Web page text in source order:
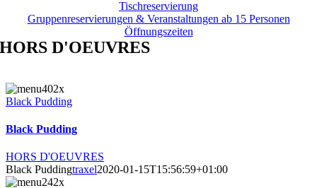
Tischreservierung
Gruppenreservierungen & Veranstaltungen ab 15 Personen
Öffnungszeiten
HORS D'OEUVRES
Black Pudding
Black Pudding
HORS D'OEUVRES
Black Puddingtraxel2020-01-15T15:56:59+01:00